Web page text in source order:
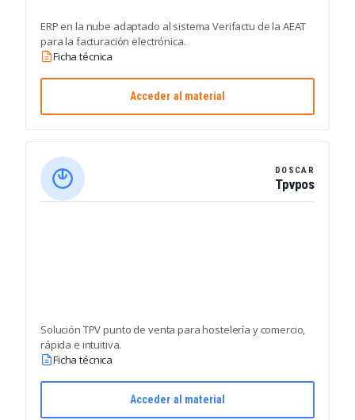
ERP en la nube adaptado al sistema Verifactu de la AEAT
para la facturación electrónica.
Ficha técnica
Acceder al material
DOSCAR
Tpvpos
Solución TPV punto de venta para hostelería y comercio,
rápida e intuitiva.
Ficha técnica
Acceder al material